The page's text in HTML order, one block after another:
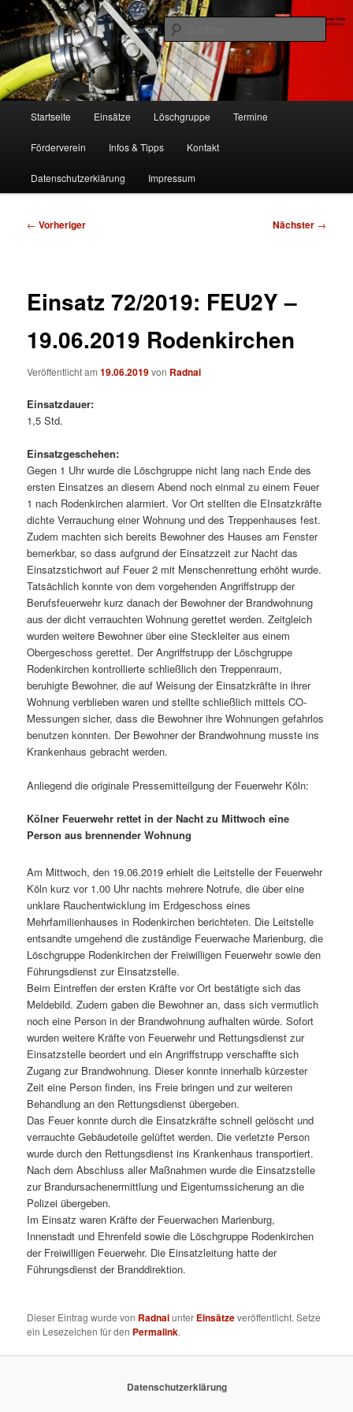
Zum
primären
Inhalt
springenFF Köln, LG RD
Freiwillige Feuerwehr Köln, Löschgruppe Rodenkirchen
Startseite Einsätze Löschgruppe Termine
Förderverein Infos & Tipps Kontakt
Datenschutzerklärung Impressum
Beitragsnavigation
← Vorheriger Nächster →
Einsatz 72/2019: FEU2Y –
19.06.2019 Rodenkirchen
Veröffentlicht am19.06.2019von Radnai
Einsatzdauer:
1,5 Std.
Einsatzgeschehen:
Gegen 1 Uhr wurde die Löschgruppe nicht lang nach Ende des
ersten Einsatzes an diesem Abend noch einmal zu einem Feuer
1 nach Rodenkirchen alarmiert. Vor Ort stellten die EInsatzkräfte
dichte Verrauchung einer Wohnung und des Treppenhauses fest.
Zudem machten sich bereits Bewohner des Hauses am Fenster
bemerkbar, so dass aufgrund der Einsatzzeit zur Nacht das
Einsatzstichwort auf Feuer 2 mit Menschenrettung erhöht wurde.
Tatsächlich konnte von dem vorgehenden Angriffstrupp der
Berufsfeuerwehr kurz danach der Bewohner der Brandwohnung
aus der dicht verrauchten Wohnung gerettet werden. Zeitgleich
wurden weitere Bewohner über eine Steckleiter aus einem
Obergeschoss gerettet. Der Angriffstrupp der Löschgruppe
Rodenkirchen kontrollierte schließlich den Treppenraum,
beruhigte Bewohner, die auf Weisung der Einsatzkräfte in ihrer
Wohnung verblieben waren und stellte schließlich mittels CO-
Messungen sicher, dass die Bewohner ihre Wohnungen gefahrlos
benutzen konnten. Der Bewohner der Brandwohnung musste ins
Krankenhaus gebracht werden.
Anliegend die originale Pressemitteilgung der Feuerwehr Köln:
Kölner Feuerwehr rettet in der Nacht zu Mittwoch eine
Person aus brennender Wohnung
Am Mittwoch, den 19.06.2019 erhielt die Leitstelle der Feuerwehr
Köln kurz vor 1.00 Uhr nachts mehrere Notrufe, die über eine
unklare Rauchentwicklung im Erdgeschoss eines
Mehrfamilienhauses in Rodenkirchen berichteten. Die Leitstelle
entsandte umgehend die zuständige Feuerwache Marienburg, die
Löschgruppe Rodenkirchen der Freiwilligen Feuerwehr sowie den
Führungsdienst zur Einsatzstelle.
Beim Eintreffen der ersten Kräfte vor Ort bestätigte sich das
Meldebild. Zudem gaben die Bewohner an, dass sich vermutlich
noch eine Person in der Brandwohnung aufhalten würde. Sofort
wurden weitere Kräfte von Feuerwehr und Rettungsdienst zur
Einsatzstelle beordert und ein Angriffstrupp verschaffte sich
Zugang zur Brandwohnung. Dieser konnte innerhalb kürzester
Zeit eine Person finden, ins Freie bringen und zur weiteren
Behandlung an den Rettungsdienst übergeben.
Das Feuer konnte durch die Einsatzkräfte schnell gelöscht und
verrauchte Gebäudeteile gelüftet werden. Die verletzte Person
wurde durch den Rettungsdienst ins Krankenhaus transportiert.
Nach dem Abschluss aller Maßnahmen wurde die Einsatzstelle
zur Brandursachenermittlung und Eigentumssicherung an die
Polizei übergeben.
Im Einsatz waren Kräfte der Feuerwachen Marienburg,
Innenstadt und Ehrenfeld sowie die Löschgruppe Rodenkirchen
der Freiwilligen Feuerwehr. Die Einsatzleitung hatte der
Führungsdienst der Branddirektion.
Dieser Eintrag wurde von Radnaiunter Einsätzeveröffentlicht. Setze
ein Lesezeichen für den Permalink.
Datenschutzerklärung